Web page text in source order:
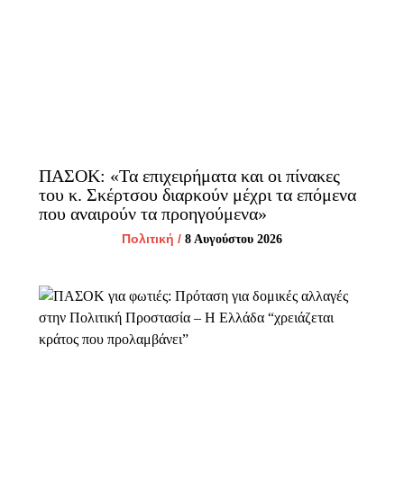
ΠΑΣΟΚ: «Τα επιχειρήματα και οι πίνακες
του κ. Σκέρτσου διαρκούν μέχρι τα επόμενα
που αναιρούν τα προηγούμενα»
Πολιτική / 8 Αυγούστου 2026